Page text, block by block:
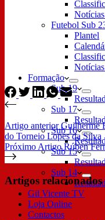
Futebol Sub
Plantel
Formação
Sub 19
Sub 17
Sub 16
Sub 15
Sub 14
Gil Vicente TV
Loja Online
Contactos
Artigo anteriorGuilherme
do Torneio Lopes da Silva
Próximo Artigo Rúben
Artigos relacionados